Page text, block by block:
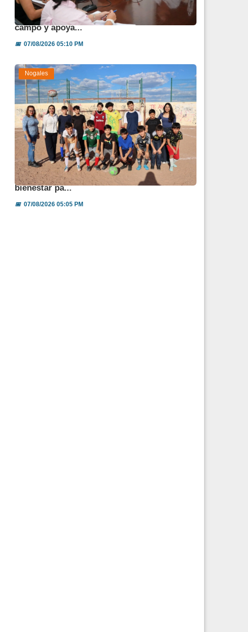
Destina Sonora 850 mdp para fortalecer al
campo y apoya...
📅07/08/2026 05:10 PM
Nogales
Angélica Burgos impulsa jornada de salud y
bienestar pa...
📅07/08/2026 05:05 PM